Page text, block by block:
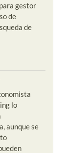
gestor
de
de
lo
aunque se